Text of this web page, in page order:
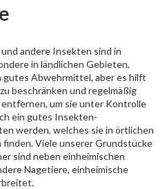
andere Insekten sind in
in ländlichen Gebieten,
gutes Abwehrmittel, aber es hilft
beschränken und regelmäßig
um sie unter Kontrolle
ein gutes Insekten-
werden, welches sie in örtlichen
Viele unserer Grundstücke
sind neben einheimischen
Nagetiere, einheimische